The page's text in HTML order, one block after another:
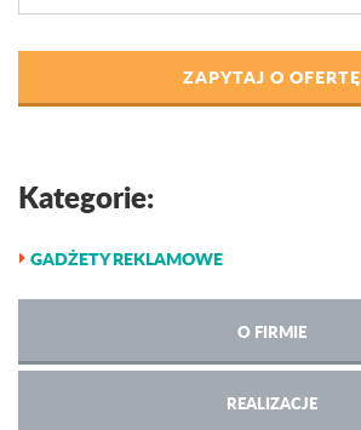
ZAPYTAJ O OFERTĘ
Kategorie:
GADŻETY REKLAMOWE
O FIRMIE
REALIZACJE